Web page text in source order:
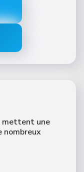
mettent une
nombreux